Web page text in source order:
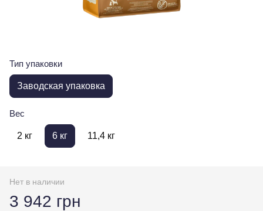
Тип упаковки
Заводская упаковка
Вес
2 кг 6 кг 11,4 кг
Нет в наличии
3 942 грн